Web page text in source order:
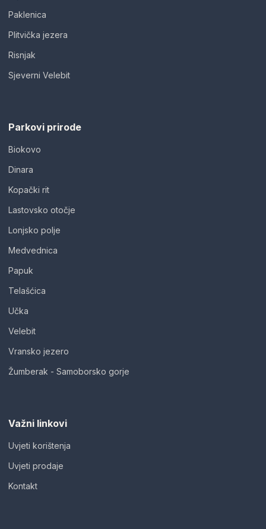
Paklenica
Plitvička jezera
Risnjak
Sjeverni Velebit
Parkovi prirode
Biokovo
Dinara
Kopački rit
Lastovsko otočje
Lonjsko polje
Medvednica
Papuk
Telašćica
Učka
Velebit
Vransko jezero
Žumberak - Samoborsko gorje
Važni linkovi
Uvjeti korištenja
Uvjeti prodaje
Kontakt